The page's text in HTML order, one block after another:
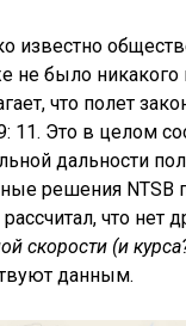
известно
не было никакого
что полет
11. Это в целом
дальности
решения NTSB
рассчитал, что нет
скорости (и
данным.